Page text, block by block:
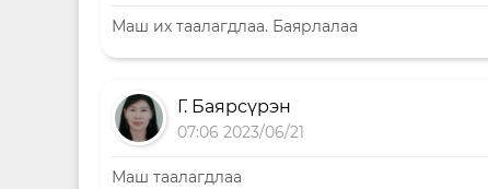
Маш их таалагдлаа. Баярлалаа
Г. Баярсүрэн
07:06 2023/06/21
Маш таалагдлаа